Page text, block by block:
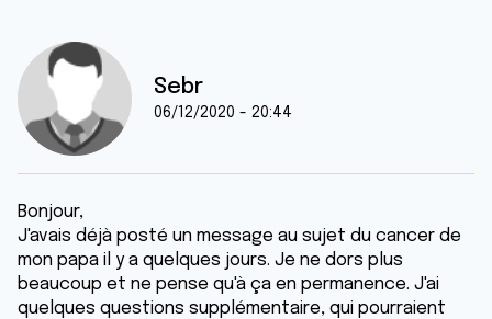
Sebr
06/12/2020 - 20:44
Bonjour,
J'avais déjà posté un message au sujet du cancer de
mon papa il y a quelques jours. Je ne dors plus
beaucoup et ne pense qu'à ça en permanence. J'ai
quelques questions supplémentaire, qui pourraient